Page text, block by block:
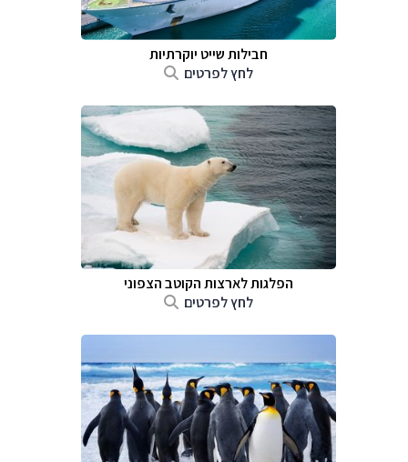
חבילות שייט יוקרתיות
לחץ לפרטים
הפלגות לארצות הקוטב הצפוני
לחץ לפרטים